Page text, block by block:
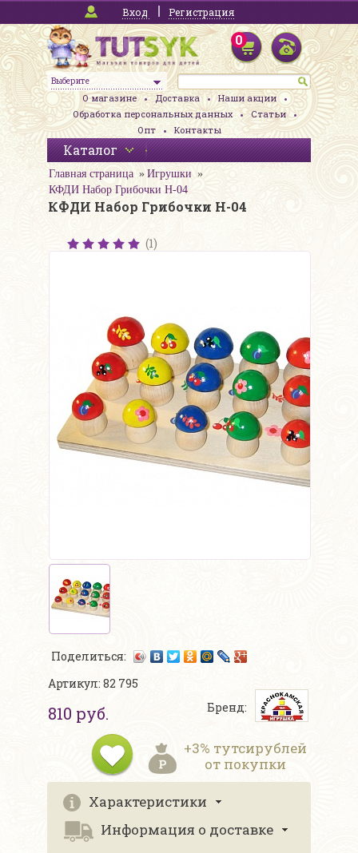
Вход Регистрация
Выберите
0
О магазине Доставка
Наши акции
Обработка персональных данных
Статьи
Опт
Контакты
Каталог
Главная страница
Игрушки
КФДИ Набор Грибочки Н-04
КФДИ Набор Грибочки Н-04
(1)
Поделиться:
Артикул: 82 795
810 руб. Бренд:
+3% тутсирублей
от покупки
Характеристики
Информация о доставке